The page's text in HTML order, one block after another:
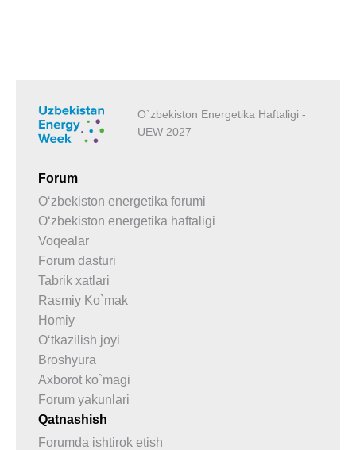
O`zbekiston Energetika Haftaligi -
UEW 2027
Forum
O‘zbekiston energetika forumi
O‘zbekiston energetika haftaligi
Voqealar
Forum dasturi
Tabrik xatlari
Rasmiy Ko`mak
Homiy
O‘tkazilish joyi
Broshyura
Axborot ko`magi
Forum yakunlari
Qatnashish
Forumda ishtirok etish